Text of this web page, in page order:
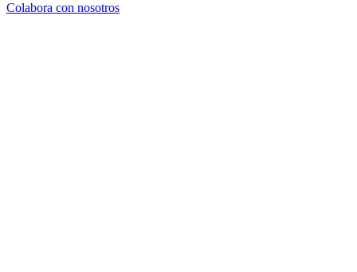
Colabora con nosotros